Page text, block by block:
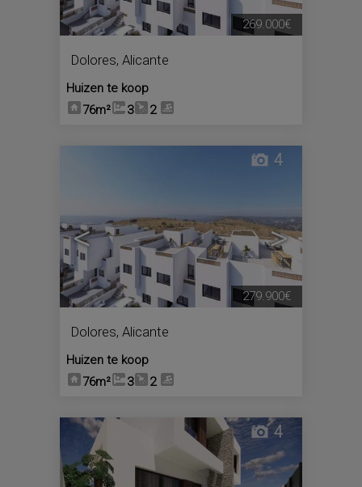
Dolores, Alicante
Huizen te koop
76m²
3 2
269.000€
< >
4
Dolores, Alicante
Huizen te koop
76m²
3 2
279.900€
4